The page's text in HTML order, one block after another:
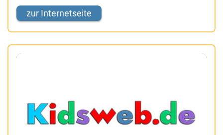
zur Internetseite